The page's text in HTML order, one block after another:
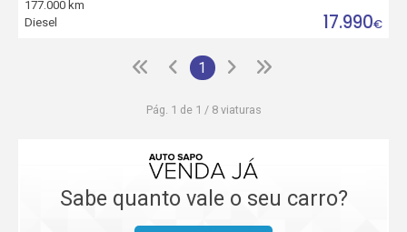
177.000 km
Diesel
17.990€
1
Pág. 1 de 1 / 8 viaturas
Sabe quanto vale o seu carro?